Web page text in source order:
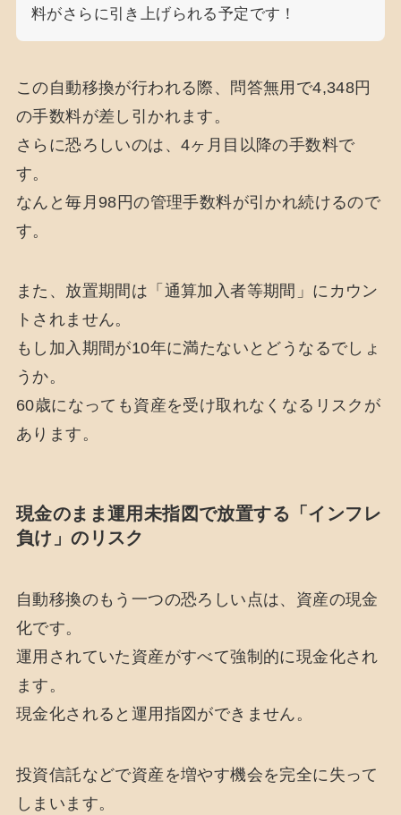
料がさらに引き上げられる予定です！
この自動移換が行われる際、問答無用で4,348円
の手数料が差し引かれます。
さらに恐ろしいのは、4ヶ月目以降の手数料で
す。
なんと毎月98円の管理手数料が引かれ続けるので
す。
また、放置期間は「通算加入者等期間」にカウン
トされません。
もし加入期間が10年に満たないとどうなるでしょ
うか。
60歳になっても資産を受け取れなくなるリスクが
あります。
現金のまま運用未指図で放置する「インフレ
負け」のリスク
自動移換のもう一つの恐ろしい点は、資産の現金
化です。
運用されていた資産がすべて強制的に現金化され
ます。
現金化されると運用指図ができません。
投資信託などで資産を増やす機会を完全に失って
しまいます。